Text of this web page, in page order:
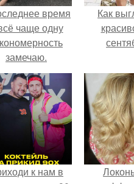
время
чаще одну
замечаю.
Как
к нам в